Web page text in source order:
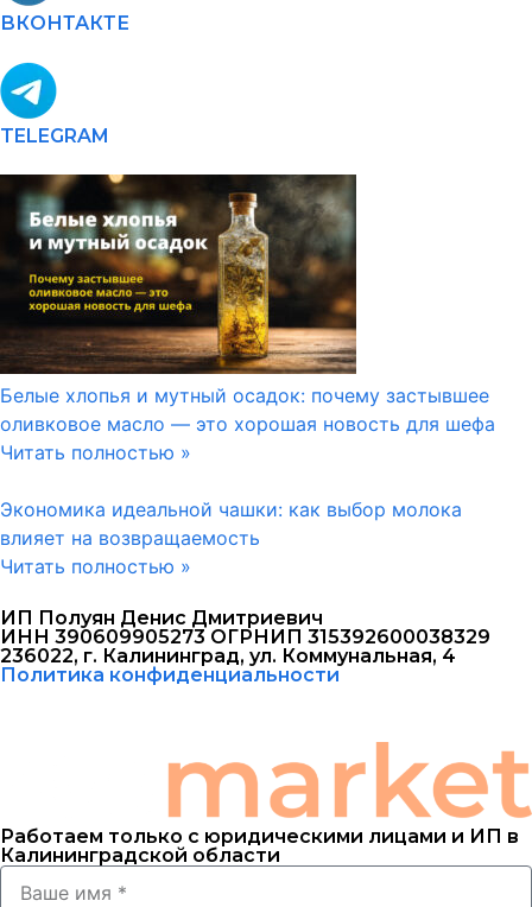
ВКОНТАКТЕ
TELEGRAM
Белые хлопья и мутный осадок: почему застывшее
оливковое масло — это хорошая новость для шефа
Читать полностью »
Экономика идеальной чашки: как выбор молока
влияет на возвращаемость
Читать полностью »
ИП Полуян Денис Дмитриевич
ИНН 390609905273 ОГРНИП 315392600038329
236022, г. Калининград, ул. Коммунальная, 4
Политика конфиденциальности
Работаем только с юридическими лицами и ИП в
Калининградской области